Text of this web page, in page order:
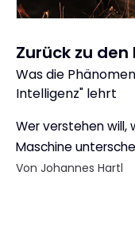
Zurück zu den
:
Was die
Intelligenz" lehrt
Wer verstehen will,
Maschine
Von Johannes Hartl